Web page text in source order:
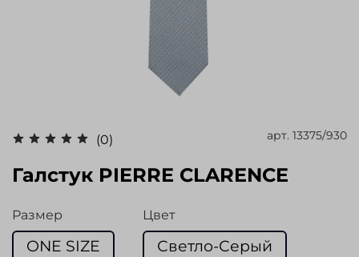
(0) арт. 13375/930
Галстук PIERRE CLARENCE
Размер
ONE SIZE
Цвет
Светло-Серый